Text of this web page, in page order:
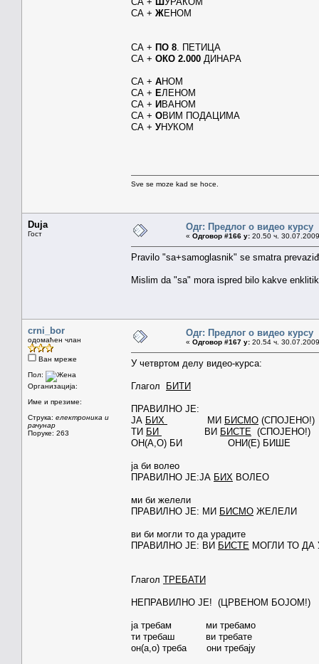
СА + ЖЕНОМ
СА + ПО 8 . ПЕТИЦА
СА + ОКО 2.000 ДИНАРА
СА + АНОМ
СА + ЕЛЕНОМ
СА + ИВАНОМ
СА + ОВИМ ПОДАЦИМА
СА + УНУКОМ
Sve se moze kad se hoce.
Duja
Гост
Одг: Предлог о видео курсу
« Одговор #166 у: 20.50 ч.
Pravilo "sa+samoglasnik" se smatra
Mislim da "sa" mora ispred bilo kakve
crni_bor
одомаћен члан
Ван мреже
Пол:
Организација:
Име и презиме:
Струка: електроника и
рачунар
Поруке: 263
Одг: Предлог о видео курсу
« Одговор #167 у: 20.54 ч.
У четвртом делу видео-курса:
Глагол БИТИ
ПРАВИЛНО ЈЕ:
ЈА БИХ МИ БИСМО (СПОЈЕНО!)
ТИ БИ ВИ БИСТЕ (СПОЈЕНО!)
ОН(А,О) БИ ОНИ(Е) БИШЕ
ја би волео
ПРАВИЛНО ЈЕ:ЈА БИХ ВОЛЕО
ми би желели
ПРАВИЛНО ЈЕ: МИ БИСМО ЖЕЛЕЛИ
ви би могли то да урадите
ПРАВИЛНО ЈЕ: ВИ БИСТЕ МОГЛИ ТО ДА
Глагол ТРЕБАТИ
НЕПРАВИЛНО ЈЕ! (ЦРВЕНОМ БОЈОМ!)
ја требам ми требамо
ти требаш ви требате
он(а,о) треба они требају